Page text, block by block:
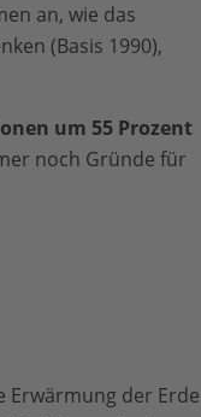
an, wie das
(Basis 1990),
um 55 Prozent
noch Gründe für
Erwärmung der Erde